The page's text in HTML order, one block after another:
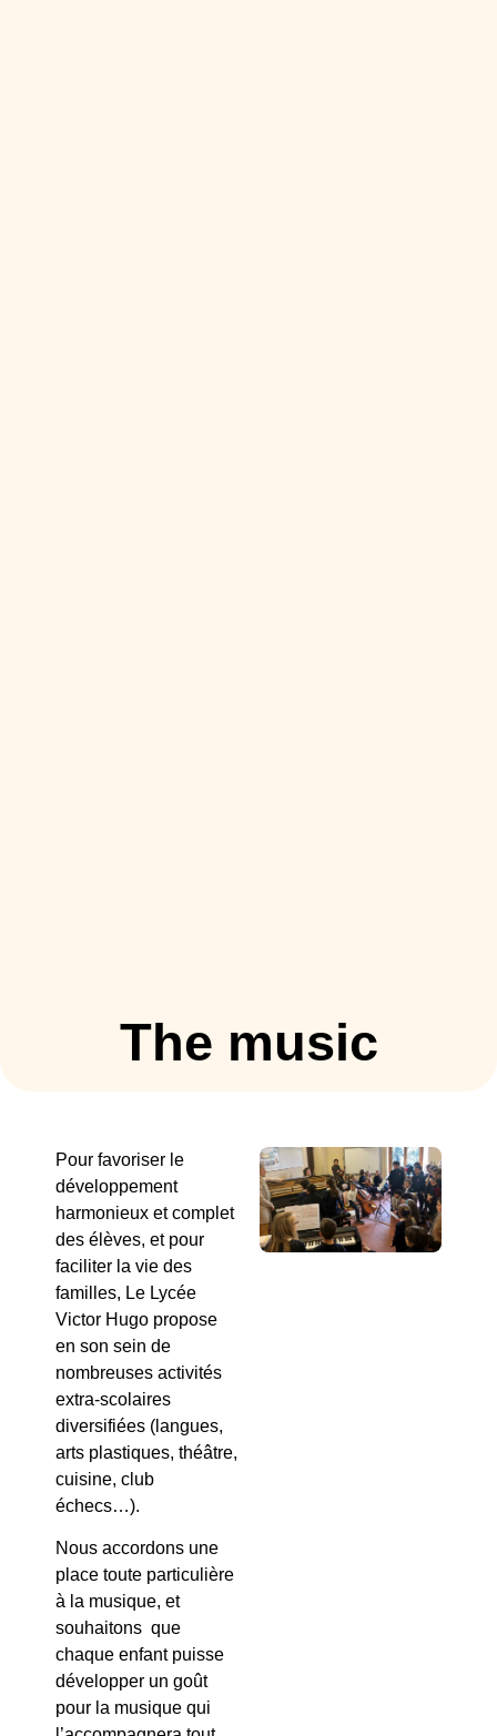
The music
Pour favoriser le
développement
harmonieux et complet
des élèves, et pour
faciliter la vie des
familles, Le Lycée
Victor Hugo propose
en son sein de
nombreuses activités
extra-scolaires
diversifiées (langues,
arts plastiques, théâtre,
cuisine, club
échecs…).
Nous accordons une
place toute particulière
à la musique, et
souhaitons que
chaque enfant puisse
développer un goût
pour la musique qui